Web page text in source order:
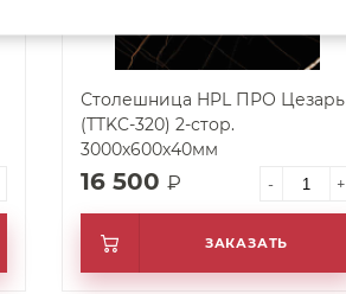
Столешница HPL ПРО Цезарь
(TTKC-320) 2-стор.
3000х600х40мм
16 500 ₽ - +
ЗАКАЗАТЬ